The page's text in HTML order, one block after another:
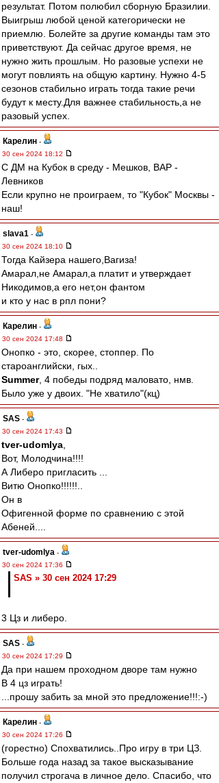
результат. Потом полюбил сборную Бразилии.
Выигрыш любой ценой категорически не
приемлю. Болейте за другие команды там это
приветствуют. Да сейчас другое время, не
нужно жить прошлым. Но разовые успехи не
могут повлиять на общую картину. Нужно 4-5
сезонов стабильно играть тогда такие речи
будут к месту.Для важнее стабильность,а не
разовый успех.
Карелин -
30 сен 2024 18:12
С ДМ на Кубок в среду - Мешков, ВАР -
Левников
Если крупно не проиграем, то "Кубок" Москвы -
наш!
slava1 -
30 сен 2024 18:10
Тогда Кайзера нашего,Вагиза!
Амарал,не Амарал,а платит и утверждает
Никодимов,а его нет,он фантом
и кто у нас в рпл пони?
Карелин -
30 сен 2024 17:48
Онопко - это, скорее, стоппер. По
староанглийски, гых..
Summer, 4 победы подряд маловато, нмв.
Было уже у двоих. "Не хватило"(кц)
SAS -
30 сен 2024 17:43
tver-udomlya
Вот, Молодчина!!!!
А Либеро пригласить ...
Витю Онопко!!!!!!..
Он в
Офигенной форме по сравнению с этой
Абеней....
tver-udomlya -
30 сен 2024 17:36
SAS » 30 сен 2024 17:29
3 Цз и либеро.
SAS -
30 сен 2024 17:29
Да при нашем проходном дворе там нужно
В 4 цз играть!
...прошу забить за мной это предложение!!!:-)
Карелин -
30 сен 2024 17:26
(горестно) Спохватились..Про игру в три ЦЗ.
Больше года назад за такое высказывание
получил строгача в личное дело. Спасибо, что